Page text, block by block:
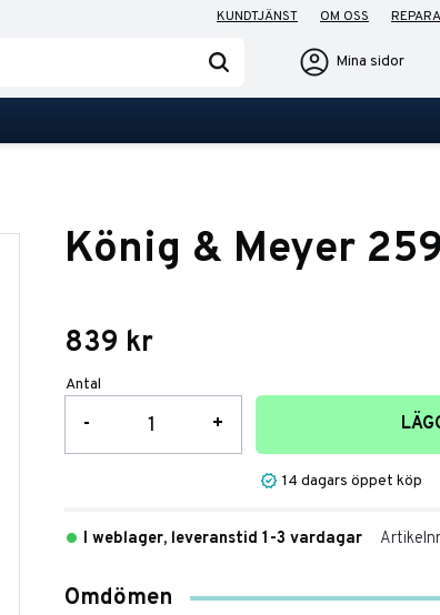
KUNDTJÄNST OM OSS
Mina sidor
König & Meyer
839 kr
Antal
+
-
14 dagars öppet köp
I weblager, leveranstid 1-3 vardagar Artikelnr
Omdömen